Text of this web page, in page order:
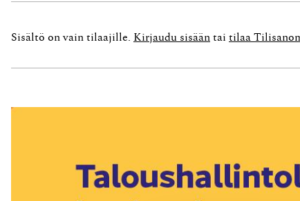
Sisältö on vain tilaajille. Kirjaudu sisään tai tilaa